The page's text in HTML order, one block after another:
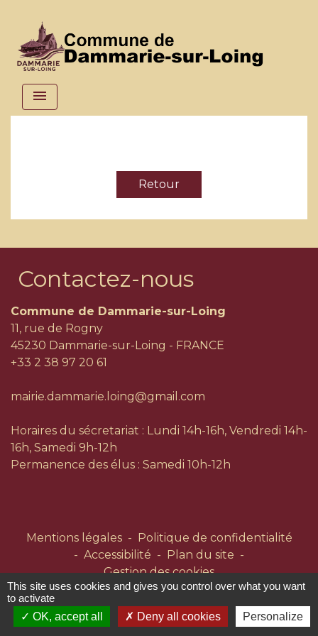
menu
Retour
Contactez-nous
Commune de Dammarie-sur-Loing
11, rue de Rogny
45230 Dammarie-sur-Loing - FRANCE
+33 2 38 97 20 61
mairie.dammarie.loing@gmail.com
Horaires du sécretariat : Lundi 14h-16h, Vendredi 14h-
16h, Samedi 9h-12h
Permanence des élus : Samedi 10h-12h
Mentions légales - Politique de confidentialité
- Accessibilité - Plan du site -
Gestion des cookies
Site créé en partenariat avec Réseau des Communes
This site uses cookies and gives you control over what you want
to activate
OK, accept all
Deny all cookies Personalize